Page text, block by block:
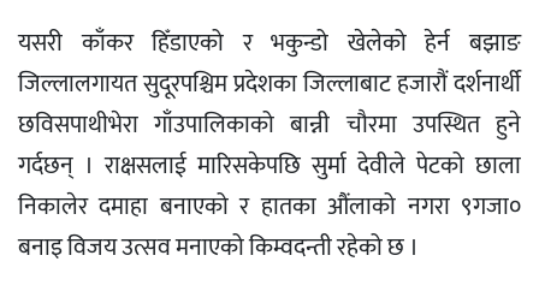
यसरी काँकर हिँडाएको र भकुन्डो खेलेको हेर्न बझाङ
जिल्लालगायत सुदूरपश्चिम प्रदेशका जिल्लाबाट हजारौं दर्शनार्थी
छविसपाथीभेरा गाँउपालिकाको बान्नी चौरमा उपस्थित हुने
गर्दछन् । राक्षसलाई मारिसकेपछि सुर्मा देवीले पेटको छाला
निकालेर दमाहा बनाएको र हातका औंलाको नगरा ९गजा०
बनाइ विजय उत्सव मनाएको किम्वदन्ती रहेको छ ।